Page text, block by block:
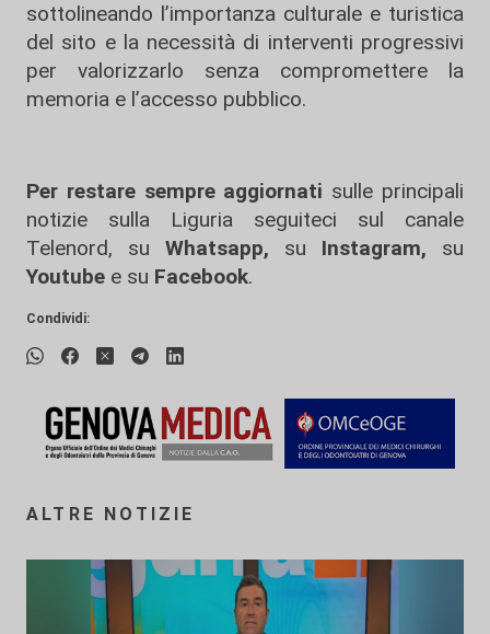
sottolineando l’importanza culturale e turistica
del sito e la necessità di interventi progressivi
per valorizzarlo senza compromettere la
memoria e l’accesso pubblico.
Per restare sempre aggiornati sulle principali
notizie sulla Liguria seguiteci sul canale
Telenord, su
Whatsapp, su Instagram, su
Youtube e su Facebook.
Condividi:
ALTRE NOTIZIE